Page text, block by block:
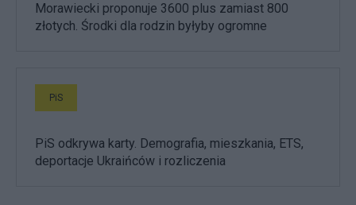
Morawiecki proponuje 3600 plus zamiast 800
złotych. Środki dla rodzin byłyby ogromne
PiS
PiS odkrywa karty. Demografia, mieszkania, ETS,
deportacje Ukraińców i rozliczenia